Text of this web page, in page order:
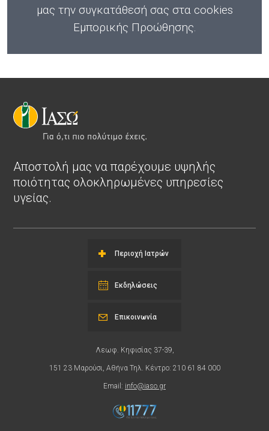
μας την συγκατάθεσή σας στα cookies
Εμπορικής Προώθησης.
Αποστολή μας να παρέχουμε υψηλής
ποιότητας ολοκληρωμένες υπηρεσίες
υγείας.
Περιοχή Ιατρών
Εκδηλώσεις
Λεωφ. Κηφισίας 37-39,
151 23 Μαρούσι, Αθήνα Τηλ. Κέντρο: 210 61 84 000
Email: info@iaso.gr
Επικοινωνία